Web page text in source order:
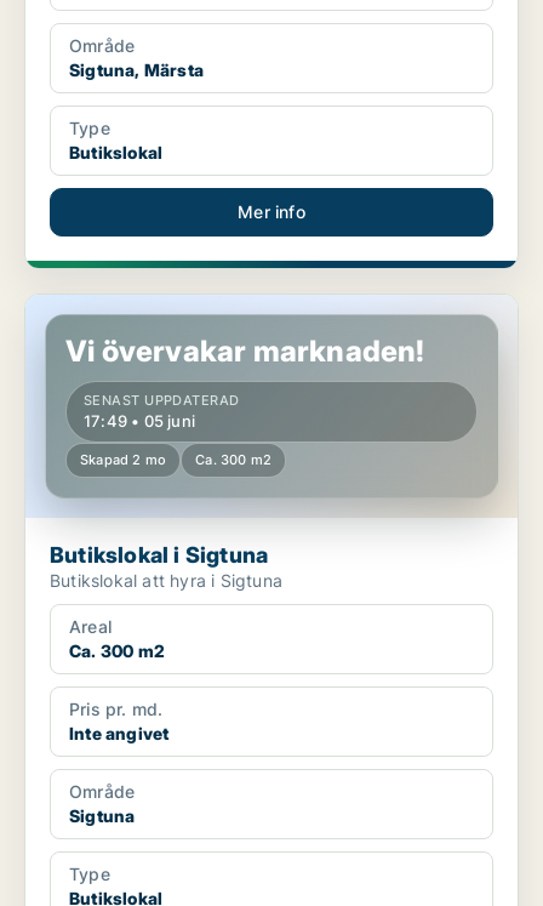
Område
Sigtuna, Märsta
Type
Butikslokal
Mer info
Butikslokal i Sigtuna
Vi övervakar marknaden!
SENAST UPPDATERAD
17:49 • 05 juni
Skapad 2 mo Ca. 300 m2
Butikslokal i Sigtuna
Butikslokal att hyra i Sigtuna
Areal
Ca. 300 m2
Pris pr. md.
Inte angivet
Område
Sigtuna
Type
Butikslokal